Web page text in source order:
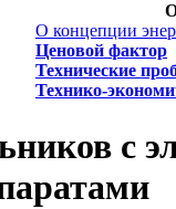
О концепции
Ценовой фактор
Технические
Технико-
с